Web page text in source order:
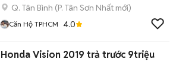
Q. Tân Bình (P. Tân Sơn Nhất mới)
Căn Hộ TPHCM 4.0
Honda Vision 2019 trả trước 9triệu